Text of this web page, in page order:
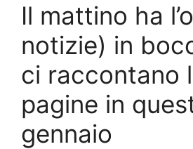
Il mattino ha
notizie) in
ci raccontano
pagine in
gennaio